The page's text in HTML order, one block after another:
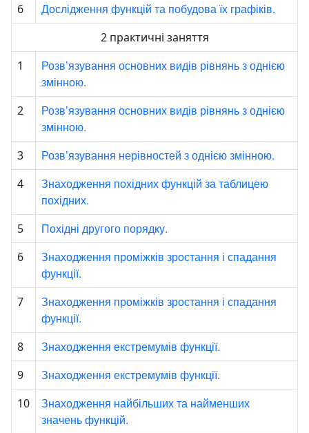
6 Дослідження функцій та побудова їх графіків.
2 практичні заняття
1
Розв’язування основних видів рівнянь з однією
змінною.
2
Розв’язування основних видів рівнянь з однією
змінною.
3 Розв’язування нерівностей з однією змінною.
4
Знаходження похідних функцій за таблицею
похідних.
5 Похідні другого порядку.
6
Знаходження проміжків зростання і спадання
функції.
7
Знаходження проміжків зростання і спадання
функції.
8 Знаходження екстремумів функції.
9 Знаходження екстремумів функції.
10
Знаходження найбільших та найменших
значень функцій.